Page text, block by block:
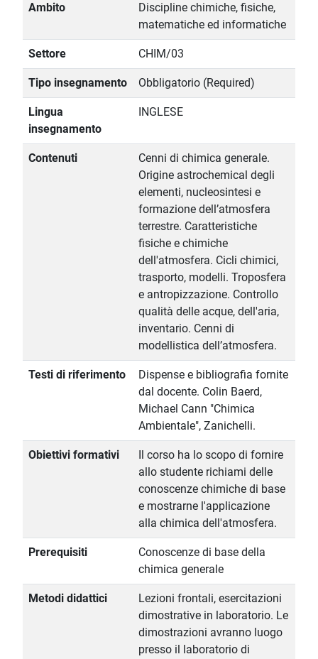
Ambito
Discipline chimiche, fisiche,
matematiche ed informatiche
Settore CHIM/03
Tipo insegnamento Obbligatorio (Required)
Lingua
insegnamento
INGLESE
Contenuti
Cenni di chimica generale.
Origine astrochemical degli
elementi, nucleosintesi e
formazione dell’atmosfera
terrestre. Caratteristiche
fisiche e chimiche
dell'atmosfera. Cicli chimici,
trasporto, modelli. Troposfera
e antropizzazione. Controllo
qualità delle acque, dell'aria,
inventario. Cenni di
modellistica dell’atmosfera.
Testi di riferimento
Dispense e bibliografia fornite
dal docente. Colin Baerd,
Michael Cann "Chimica
Ambientale", Zanichelli.
Obiettivi formativi
Il corso ha lo scopo di fornire
allo studente richiami delle
conoscenze chimiche di base
e mostrarne l'applicazione
alla chimica dell'atmosfera.
Prerequisiti
Conoscenze di base della
chimica generale
Metodi didattici
Lezioni frontali, esercitazioni
dimostrative in laboratorio. Le
dimostrazioni avranno luogo
presso il laboratorio di